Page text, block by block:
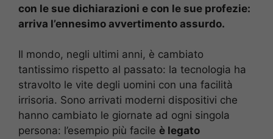
con le sue dichiarazioni e con le sue profezie:
arriva l’ennesimo avvertimento assurdo.
Il mondo, negli ultimi anni, è cambiato
tantissimo rispetto al passato: la tecnologia ha
stravolto le vite degli uomini con una facilità
irrisoria. Sono arrivati moderni dispositivi che
hanno cambiato le giornate ad ogni singola
persona: l’esempio più facile è legato